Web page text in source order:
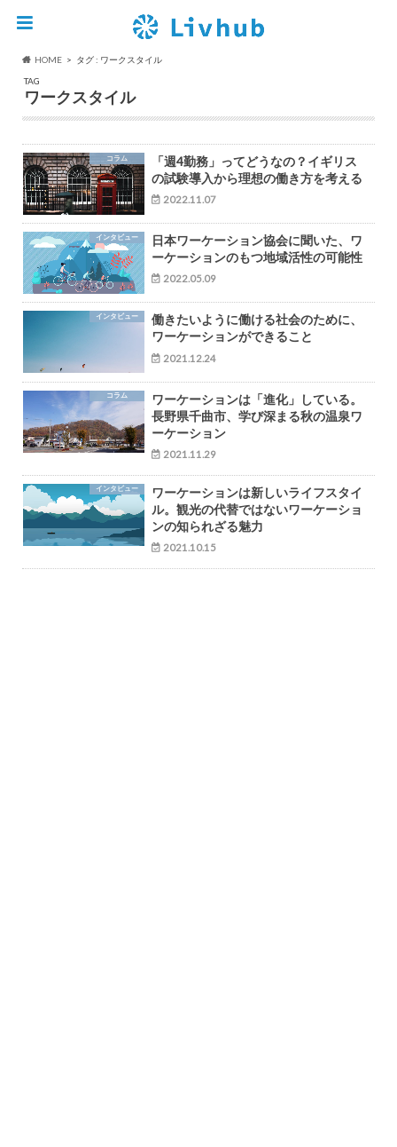
HOME
タグ : ワークスタイル
TAG
ワークスタイル
コラム
「週4勤務」ってどうなの？イギリス
の試験導入から理想の働き方を考える
2022.11.07
インタビュー
日本ワーケーション協会に聞いた、ワ
ーケーションのもつ地域活性の可能性
2022.05.09
インタビュー
働きたいように働ける社会のために、
ワーケーションができること
2021.12.24
コラム
ワーケーションは「進化」している。
長野県千曲市、学び深まる秋の温泉ワ
ーケーション
2021.11.29
インタビュー
ワーケーションは新しいライフスタイ
ル。観光の代替ではないワーケーショ
ンの知られざる魅力
2021.10.15